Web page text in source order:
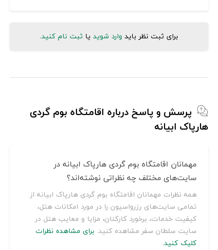
برای ثبت نظر باید وارد شوید یا ثبت نام کنید.
پرسش و پاسخ درباره اقامتگاه بوم گردی
هارپاک ابیانه
مهمانان اقامتگاه بوم گردی هارپاک ابیانه در
سایت‌های مختلف چه نظراتی نوشته‌اند؟
همه نظرات مهمانان اقامتگاه بوم گردی هارپاک ابیانه از
تمامی سایت‌های رزرواسیون را در مورد امکانات هتل،
کیفیت خدمات، برخورد کارکنان، مزایا و معایب هتل در
سایت سلطان سفر مشاهده کنید. برای مشاهده نظرات
کلیک کنید.